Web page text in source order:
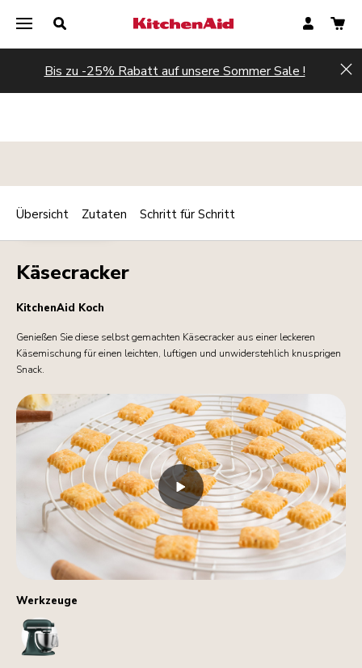
Bis zu -25% Rabatt auf unsere Sommer Sale !
Werkzeuge
StandMixer
AMUSE-GUEULE
Käsecracker
KitchenAid Koch
Genießen Sie diese selbst gemachten Käsecracker aus einer leckeren
Käsemischung für einen leichten, luftigen und unwiderstehlich knusprigen
Snack.
Übersicht Zutaten Schritt für Schritt